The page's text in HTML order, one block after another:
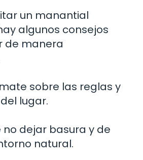
un manantial
algunos consejos
de manera
sobre las reglas y
lugar.
dejar basura y de
natural.